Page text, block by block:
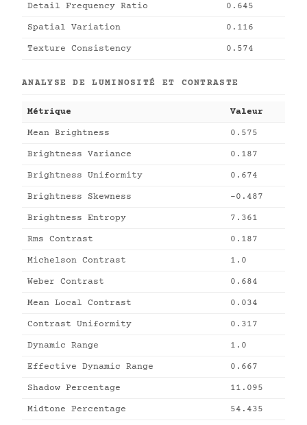
Detail Frequency Ratio 0.645
Spatial Variation 0.116
Texture Consistency 0.574
ANALYSE DE LUMINOSITÉ ET CONTRASTE
Métrique Valeur
Mean Brightness 0.575
Brightness Variance 0.187
Brightness Uniformity 0.674
Brightness Skewness -0.487
Brightness Entropy 7.361
Rms Contrast 0.187
Michelson Contrast 1.0
Weber Contrast 0.684
Mean Local Contrast 0.034
Contrast Uniformity 0.317
Dynamic Range 1.0
Effective Dynamic Range 0.667
Shadow Percentage 11.095
Midtone Percentage 54.435